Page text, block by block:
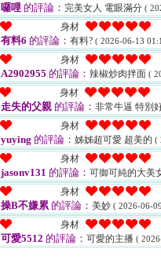
囉哩 的評論： 完美女人 電眼滿分 (
身材
有料6 的評論： 有料? ( 2026-06-13
身材
A2902955 的評論： 辣椒炒肉拌面 (
身材
走失的父親 的評論： 非常牛逼 特別
身材
yuying 的評論： 姊姊超可愛 超美的 (
身材
jasonv131 的評論： 可御可純的大美
身材
操B不嫌累 的評論： 美妙 ( 2026-06-
身材
可愛5512 的評論： 可愛的主播 (